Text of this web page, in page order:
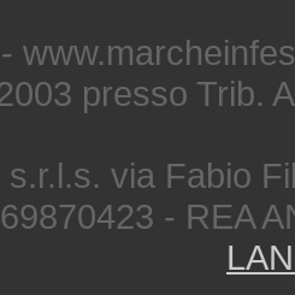
presso Trib.
via Fabio
- REA